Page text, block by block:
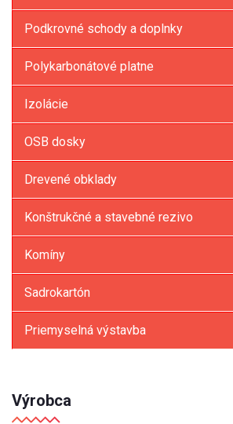
Podkrovné schody a doplnky
Polykarbonátové platne
Izolácie
OSB dosky
Drevené obklady
Konštrukčné a stavebné rezivo
Komíny
Sadrokartón
Priemyselná výstavba
Výrobca